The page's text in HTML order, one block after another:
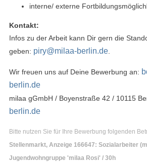
interne/ externe
Kontakt:
Infos zu der Arbeit kann Dir gern die
geben: piry@milaa-berlin.de
Wir freuen uns auf Deine Bewerbung an:
berlin.de
milaa gGmbH / Boyenstraße 42 / 10115
berlin.de
Bitte nutzen Sie für Ihre Bewerbung folgenden
Stellenmarkt, Anzeige 166647: Sozialarbeiter
Jugendwohngruppe 'milaa Rosi' / 30h